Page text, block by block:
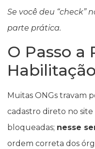
Se você deu “check”
parte prática.
O Passo a
Habilitação
Muitas ONGs travam
cadastro direto no site
bloqueadas; nesse
ordem correta dos